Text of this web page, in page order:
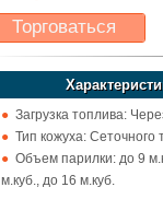
Торговаться
Какая цена Вас
устроит?
Указать цену
Загрузка топлива:
Тип кожуха: Сеточного
Объем парилки: до 9
м.куб., до 16 м.куб.